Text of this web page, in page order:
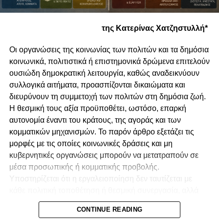
της Κατερίνας Χατζηστυλλή*
Οι οργανώσεις της κοινωνίας των πολιτών και τα δημόσια
κοινωνικά, πολιτιστικά ή επιστημονικά δρώμενα επιτελούν
ουσιώδη δημοκρατική λειτουργία, καθώς αναδεικνύουν
συλλογικά αιτήματα, προασπίζονται δικαιώματα και
διευρύνουν τη συμμετοχή των πολιτών στη δημόσια ζωή.
Η θεσμική τους αξία προϋποθέτει, ωστόσο, επαρκή
αυτονομία έναντι του κράτους, της αγοράς και των
κομματικών μηχανισμών. Το παρόν άρθρο εξετάζει τις
μορφές με τις οποίες κοινωνικές δράσεις και μη
κυβερνητικές οργανώσεις μπορούν να μετατραπούν σε
μέσα προσωπικής ή κομματικής προβολής.
Υποστηρίζεται ότι η εργαλειοποίηση δεν ταυτίζεται με
προκύπτει όταν αποκρύπτονται οι πραγματικές σχέσεις
διοργάνωσης, χρηματοδότησης, ελέγχου και
CONTINUE READING